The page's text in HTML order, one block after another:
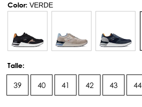
Color: VERDE
Talle:
39 40 41 42 43 44